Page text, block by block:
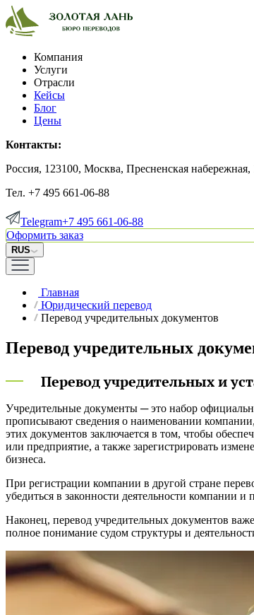
Компания
Услуги
Отрасли
Кейсы
Блог
Цены
Контакты:
Россия, 123100, Москва, Пресненская набережная,
Тел. +7 495 661-06-88
Telegram+7 495 661-06-88
Оформить заказ
RUS
Главная
Юридический перевод
Перевод учредительных документов
Перевод учредительных
Перевод учредительных и
Учредительные документы ─ это набор
прописывают сведения о наименовании
этих документов заключается в том, чтобы
или предприятие, а также зарегистрировать
бизнеса.
При регистрации компании в другой стране
убедиться в законности деятельности компании и
Наконец, перевод учредительных документов
полное понимание судом структуры и